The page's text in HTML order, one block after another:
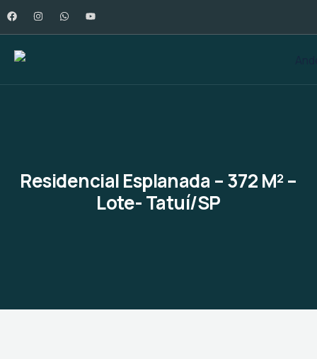
Residencial Esplanada – 372 M² –
Lote- Tatuí/SP